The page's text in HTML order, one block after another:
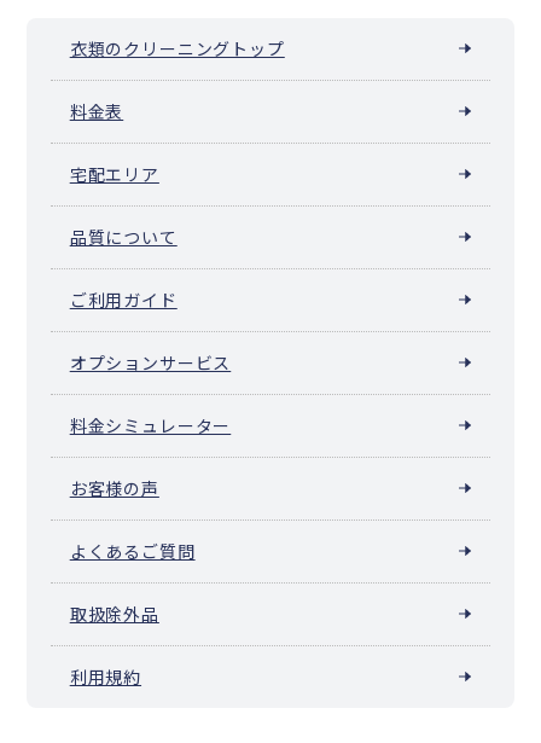
衣類のクリーニングトップ
料金表
宅配エリア
品質について
ご利用ガイド
オプションサービス
料金シミュレーター
お客様の声
よくあるご質問
取扱除外品
利用規約